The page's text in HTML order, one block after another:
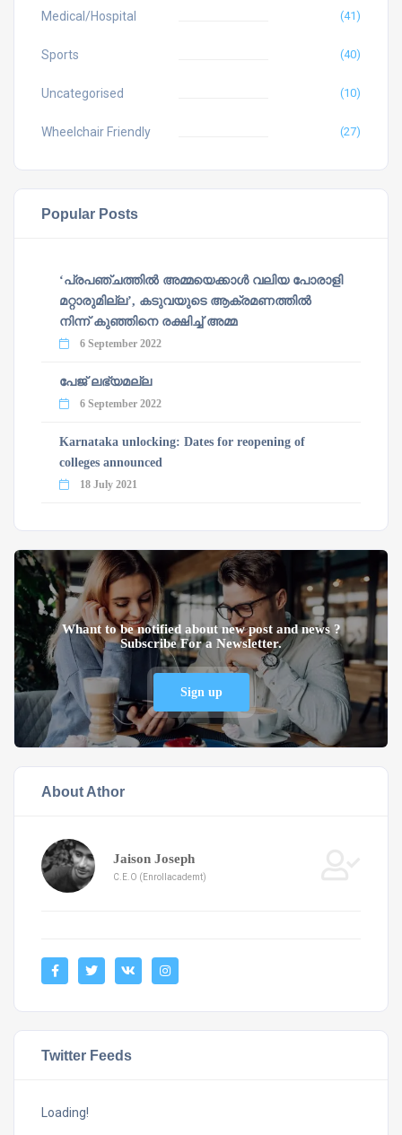
Medical/Hospital (41)
Sports (40)
Uncategorised (10)
Wheelchair Friendly (27)
Popular Posts
‘പ്രപഞ്ചത്തില്‍ അമ്മയെക്കാള്‍ വലിയ പോരാളി
മറ്റാരുമില്ല’, കടുവയുടെ ആക്രമണത്തില്‍
നിന്ന് കുഞ്ഞിനെ രക്ഷിച്ച് അമ്മ
6 September 2022
പേജ് ലഭ്യമല്ല
6 September 2022
Karnataka unlocking: Dates for reopening of
colleges announced
18 July 2021
Whant to be notified about new post and news ?
Subscribe For a Newsletter.
Sign up
About Athor
Jaison Joseph
C.E.O (Enrollacademt)
Twitter Feeds
Loading!